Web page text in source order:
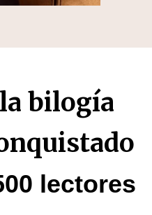
bilogía
lectores